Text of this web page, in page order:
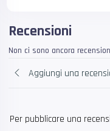
Recensioni
Non ci sono ancora
Aggiungi una
Per pubblicare una